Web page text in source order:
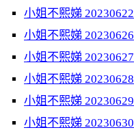
小姐不熙娣 20230622
小姐不熙娣 20230626
小姐不熙娣 20230627
小姐不熙娣 20230628
小姐不熙娣 20230629
小姐不熙娣 20230630